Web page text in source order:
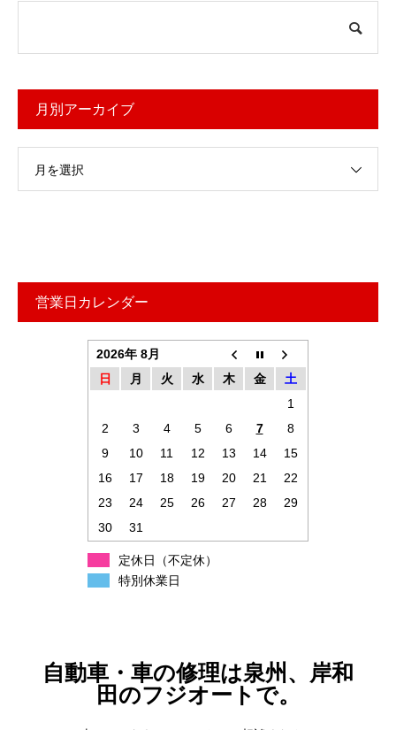
月別アーカイブ
月を選択
営業日カレンダー
2026年 8月
日
月 火 水 木 金
土
1
2
3 4 5 6 7
8
9
10 11 12 13 14
15
16
17 18 19 20 21
22
23
24 25 26 27 28
29
30
31
定休日（不定休）
特別休業日
自動車・車の修理は泉州、岸和
田のフジオートで。